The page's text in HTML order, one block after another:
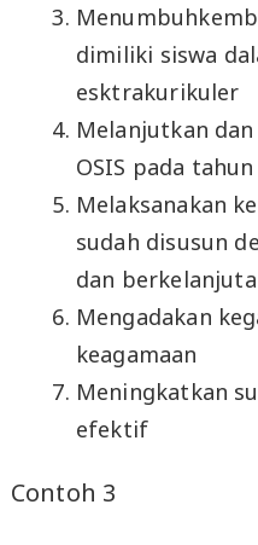
dimiliki siswa
esktrakurikuler
Melanjutkan
OSIS pada
Melaksanakan
sudah disusun
dan
Mengadakan
keagamaan
Meningkatkan
efektif
Contoh 3